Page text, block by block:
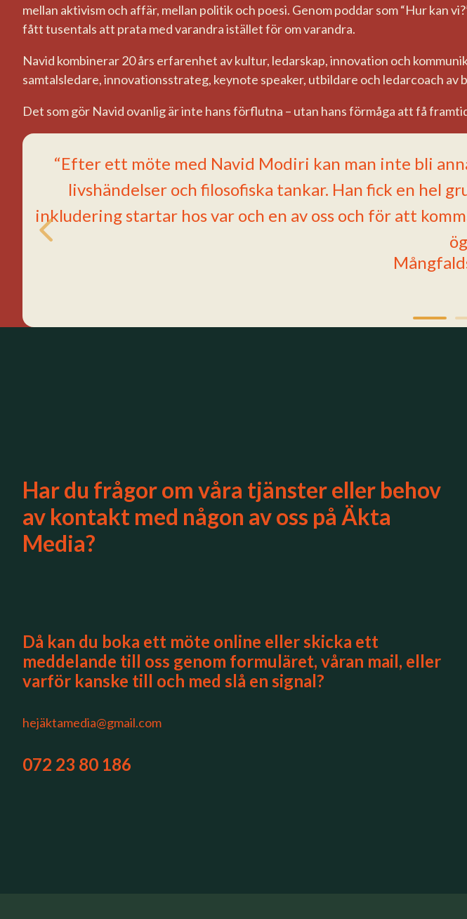
mellan aktivism och affär, mellan politik och poesi. Genom poddar som “Hur kan
fått tusentals att prata med varandra istället för om varandra.
Navid kombinerar 20 års erfarenhet av kultur, ledarskap, innovation och
samtalsledare, innovationsstrateg, keynote speaker, utbildare och ledarcoach
Det som gör Navid ovanlig är inte hans förflutna – utan hans förmåga att få
“Efter ett möte med Navid Modiri kan man inte bli
livshändelser och filosofiska tankar. Han fick en hel
inkludering startar hos var och en av oss och för att
Har du frågor om våra tjänster eller behov
av kontakt med någon av oss på Äkta
Media?
Då kan du boka ett möte online eller skicka ett
meddelande till oss genom formuläret, våran mail, eller
varför kanske till och med slå en signal?
hejäktamedia@gmail.com
072 23 80 186